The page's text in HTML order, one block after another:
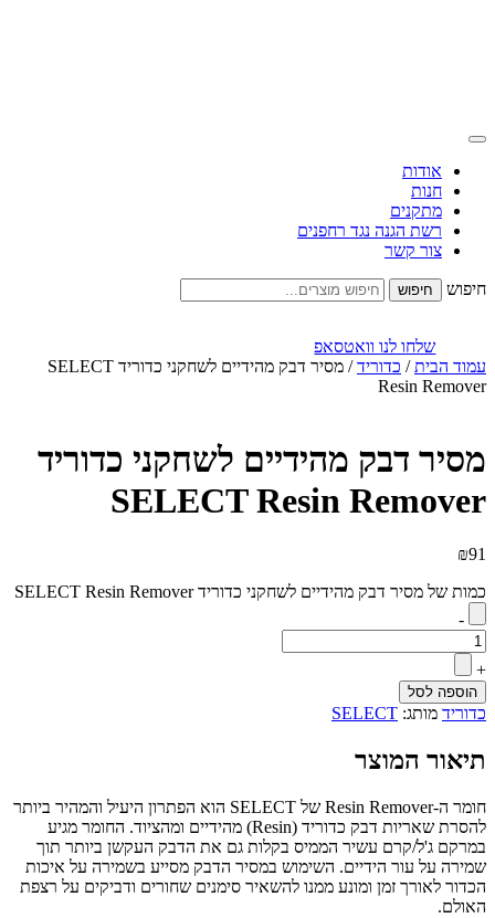
אודות
חנות
מתקנים
רשת הגנה נגד רחפנים
צור קשר
חיפוש
שלחו לנו וואטסאפ
עמוד הבית/ כדוריד
/ מסיר דבק מהידיים לשחקני כדוריד SELECT
Resin Remover
מסיר דבק מהידיים לשחקני כדוריד
SELECT Resin Remover
₪91
כמות של מסיר דבק מהידיים לשחקני כדוריד SELECT Resin Remover
-
+
הוספה לסל
כדוריד מותג: SELECT
תיאור המוצר
חומר ה-Resin Remover של SELECT הוא הפתרון היעיל והמהיר ביותר
להסרת שאריות דבק כדוריד (Resin) מהידיים ומהציוד. החומר מגיע
במרקם ג'ל/קרם עשיר הממיס בקלות גם את הדבק העקשן ביותר תוך
שמירה על עור הידיים. השימוש במסיר הדבק מסייע בשמירה על איכות
הכדור לאורך זמן ומונע ממנו להשאיר סימנים שחורים ודביקים על רצפת
האולם.